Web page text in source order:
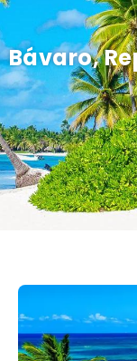
Bávaro,